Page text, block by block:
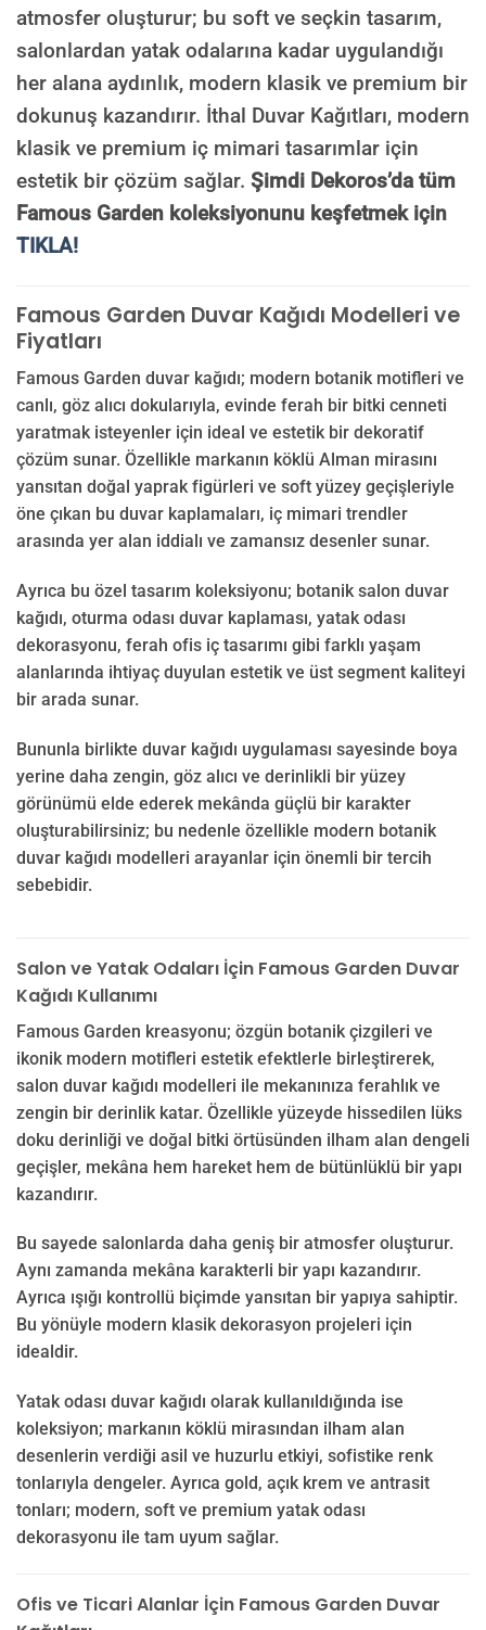
atmosfer oluşturur; bu soft ve seçkin tasarım,
salonlardan yatak odalarına kadar uygulandığı
her alana aydınlık, modern klasik ve premium bir
dokunuş kazandırır. İthal Duvar Kağıtları, modern
klasik ve premium iç mimari tasarımlar için
estetik bir çözüm sağlar. Şimdi Dekoros’da tüm
Famous Garden koleksiyonunu keşfetmek için
TIKLA!
Famous Garden Duvar Kağıdı Modelleri ve
Fiyatları
Famous Garden duvar kağıdı; modern botanik motifleri ve
canlı, göz alıcı dokularıyla, evinde ferah bir bitki cenneti
yaratmak isteyenler için ideal ve estetik bir dekoratif
çözüm sunar. Özellikle markanın köklü Alman mirasını
yansıtan doğal yaprak figürleri ve soft yüzey geçişleriyle
öne çıkan bu duvar kaplamaları, iç mimari trendler
arasında yer alan iddialı ve zamansız desenler sunar.
Ayrıca bu özel tasarım koleksiyonu; botanik salon duvar
kağıdı, oturma odası duvar kaplaması, yatak odası
dekorasyonu, ferah ofis iç tasarımı gibi farklı yaşam
alanlarında ihtiyaç duyulan estetik ve üst segment kaliteyi
bir arada sunar.
Bununla birlikte duvar kağıdı uygulaması sayesinde boya
yerine daha zengin, göz alıcı ve derinlikli bir yüzey
görünümü elde ederek mekânda güçlü bir karakter
oluşturabilirsiniz; bu nedenle özellikle modern botanik
duvar kağıdı modelleri arayanlar için önemli bir tercih
sebebidir.
Salon ve Yatak Odaları İçin Famous Garden Duvar
Kağıdı Kullanımı
Famous Garden kreasyonu; özgün botanik çizgileri ve
ikonik modern motifleri estetik efektlerle birleştirerek,
salon duvar kağıdı modelleri ile mekanınıza ferahlık ve
zengin bir derinlik katar. Özellikle yüzeyde hissedilen lüks
doku derinliği ve doğal bitki örtüsünden ilham alan dengeli
geçişler, mekâna hem hareket hem de bütünlüklü bir yapı
kazandırır.
Bu sayede salonlarda daha geniş bir atmosfer oluşturur.
Aynı zamanda mekâna karakterli bir yapı kazandırır.
Ayrıca ışığı kontrollü biçimde yansıtan bir yapıya sahiptir.
Bu yönüyle modern klasik dekorasyon projeleri için
idealdir.
Yatak odası duvar kağıdı olarak kullanıldığında ise
koleksiyon; markanın köklü mirasından ilham alan
desenlerin verdiği asil ve huzurlu etkiyi, sofistike renk
tonlarıyla dengeler. Ayrıca gold, açık krem ve antrasit
tonları; modern, soft ve premium yatak odası
dekorasyonu ile tam uyum sağlar.
Ofis ve Ticari Alanlar İçin Famous Garden Duvar